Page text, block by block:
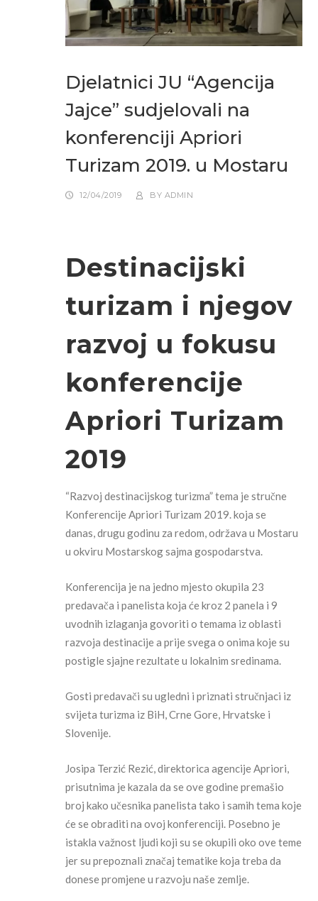
Djelatnici JU “Agencija
Jajce” sudjelovali na
konferenciji Apriori
Turizam 2019. u Mostaru
12/04/2019 BY ADMIN
Destinacijski
turizam i njegov
razvoj u fokusu
konferencije
Apriori Turizam
2019
“Razvoj destinacijskog turizma” tema je stručne
Konferencije Apriori Turizam 2019. koja se
danas, drugu godinu za redom, održava u Mostaru
u okviru Mostarskog sajma gospodarstva.
Konferencija je na jedno mjesto okupila 23
predavača i panelista koja će kroz 2 panela i 9
uvodnih izlaganja govoriti o temama iz oblasti
razvoja destinacije a prije svega o onima koje su
postigle sjajne rezultate u lokalnim sredinama.
Gosti predavači su ugledni i priznati stručnjaci iz
svijeta turizma iz BiH, Crne Gore, Hrvatske i
Slovenije.
Josipa Terzić Rezić, direktorica agencije Apriori,
prisutnima je kazala da se ove godine premašio
broj kako učesnika panelista tako i samih tema koje
će se obraditi na ovoj konferenciji. Posebno je
istakla važnost ljudi koji su se okupili oko ove teme
jer su prepoznali značaj tematike koja treba da
donese promjene u razvoju naše zemlje.